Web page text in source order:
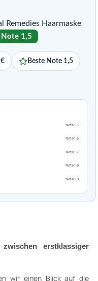
Remedies Haarmaske
Note 1,5
Beste Note 1,5
Note 1,5
Note 1,6
Note 1,7
Note 1,8
Note 1,9
erstklassiger
wir einen Blick auf die